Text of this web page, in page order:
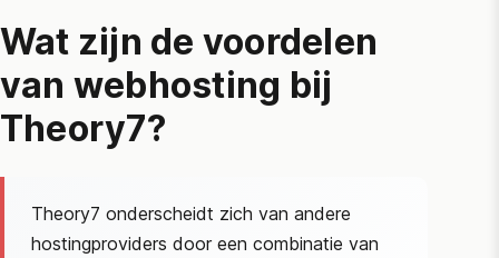
Wat zijn de voordelen
van webhosting bij
Theory7?
Theory7 onderscheidt zich van andere
hostingproviders door een combinatie van